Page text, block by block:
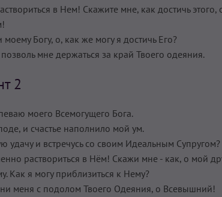
в Нем! Скажите мне, как достичь этого,
Богу, о, как же могу я достичь Его?
мне держаться за край Твоего одеяния.
2
моего Всемогущего Бога.
и счастье наполнило мой ум.
и встречусь со своим Идеальным Супругом?
раствориться в Нём! Скажи мне - как, о мой
Как я могу приблизиться к Нему?
меня с подолом Твоего Одеяния, о Всевышний!